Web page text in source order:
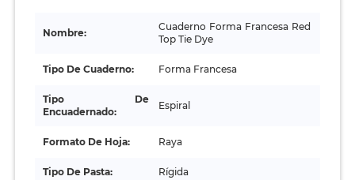
Nombre:
Cuaderno Forma Francesa Red
Top Tie Dye
Tipo De Cuaderno: Forma Francesa
Tipo De
Encuadernado:
Espiral
Formato De Hoja: Raya
Tipo De Pasta: Rígida